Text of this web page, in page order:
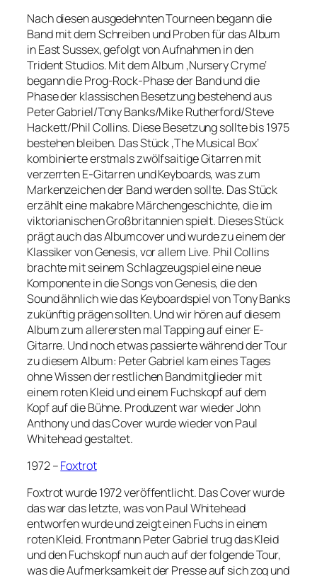
Nach diesen ausgedehnten Tourneen begann die
Band mit dem Schreiben und Proben für das Album
in East Sussex, gefolgt von Aufnahmen in den
Trident Studios. Mit dem Album ‚Nursery Cryme‘
begann die Prog-Rock-Phase der Band und die
Phase der klassischen Besetzung bestehend aus
Peter Gabriel/Tony Banks/Mike Rutherford/Steve
Hackett/Phil Collins. Diese Besetzung sollte bis 1975
bestehen bleiben. Das Stück ‚The Musical Box‘
kombinierte erstmals zwölfsaitige Gitarren mit
verzerrten E-Gitarren und Keyboards, was zum
Markenzeichen der Band werden sollte. Das Stück
erzählt eine makabre Märchengeschichte, die im
viktorianischen Großbritannien spielt. Dieses Stück
prägt auch das Albumcover und wurde zu einem der
Klassiker von Genesis, vor allem Live. Phil Collins
brachte mit seinem Schlagzeugspiel eine neue
Komponente in die Songs von Genesis, die den
Sound ähnlich wie das Keyboardspiel von Tony Banks
zukünftig prägen sollten. Und wir hören auf diesem
Album zum allerersten mal Tapping auf einer E-
Gitarre. Und noch etwas passierte während der Tour
zu diesem Album: Peter Gabriel kam eines Tages
ohne Wissen der restlichen Bandmitglieder mit
einem roten Kleid und einem Fuchskopf auf dem
Kopf auf die Bühne. Produzent war wieder John
Anthony und das Cover wurde wieder von Paul
Whitehead gestaltet.
1972 –Foxtrot
Foxtrot wurde 1972 veröffentlicht. Das Cover wurde
das war das letzte, was von Paul Whitehead
entworfen wurde und zeigt einen Fuchs in einem
roten Kleid. Frontmann Peter Gabriel trug das Kleid
und den Fuchskopf nun auch auf der folgende Tour,
was die Aufmerksamkeit der Presse auf sich zog und